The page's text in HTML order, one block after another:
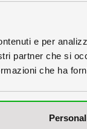
e per
partner che si
che ha
• Ottavi